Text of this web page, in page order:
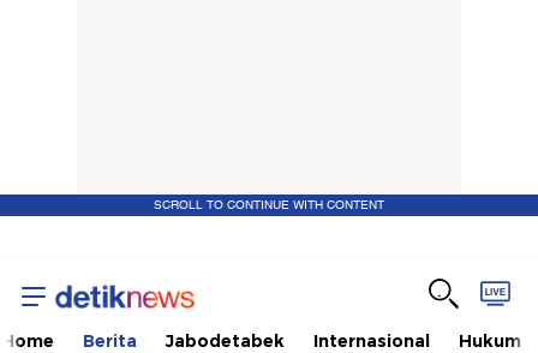
SCROLL TO CONTINUE WITH CONTENT
Home Berita Jabodetabek Internasional Hukum